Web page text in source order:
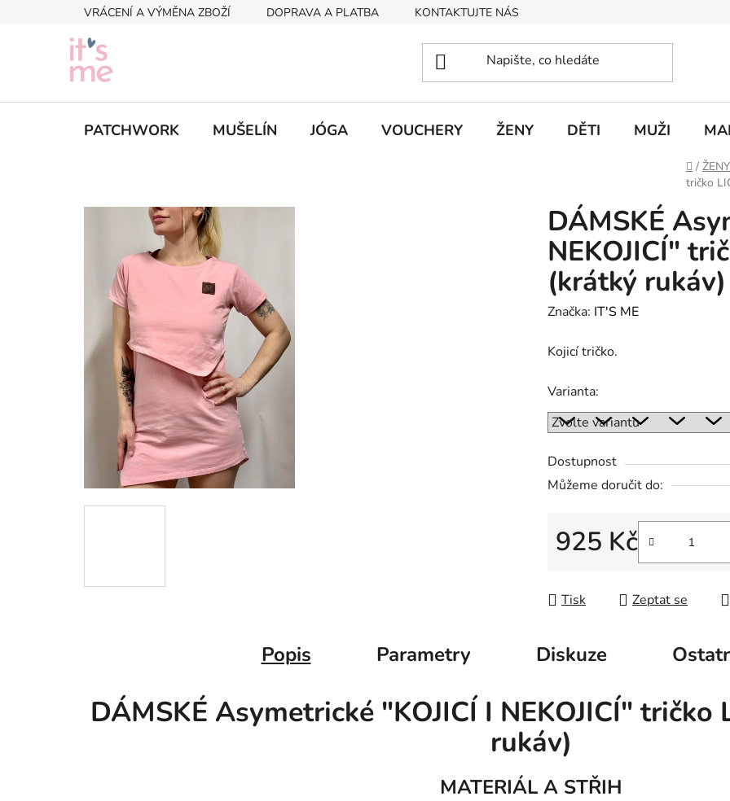
VRÁCENÍ A VÝMĚNA ZBOŽÍ DOPRAVA A PLATBA KONTAKTUJTE NÁS
PATCHWORK MUŠELÍN JÓGA VOUCHERY ŽENY DĚTI MUŽI
Domů
/ ŽENY
tričko
DÁMSKÉ
NEKOJICÍ"
(krátký rukáv)
Značka: IT'S ME
Kojicí tričko.
Varianta:
Dostupnost
Můžeme doručit do:
925 Kč
Tisk
Zeptat se
Popis Parametry Diskuze
DÁMSKÉ Asymetrické "KOJICÍ I NEKOJICÍ" tričko
rukáv)
MATERIÁL A STŘIH